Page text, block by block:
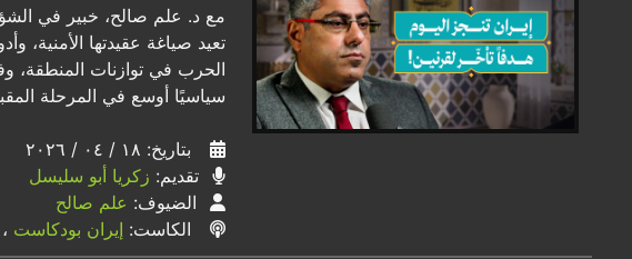
مع د. علم صالح، خبير في
تعيد صياغة عقيدتها الأمنية،
الحرب في توازنات المنطقة،
سياسيًا أوسع في المرحلة
بتاريخ: ١٨ / ٠٤ / ٢٠٢٦
تقديم: زكريا أبو سليسل
الضيوف: علم صالح
الكاست: إيران بودكاست